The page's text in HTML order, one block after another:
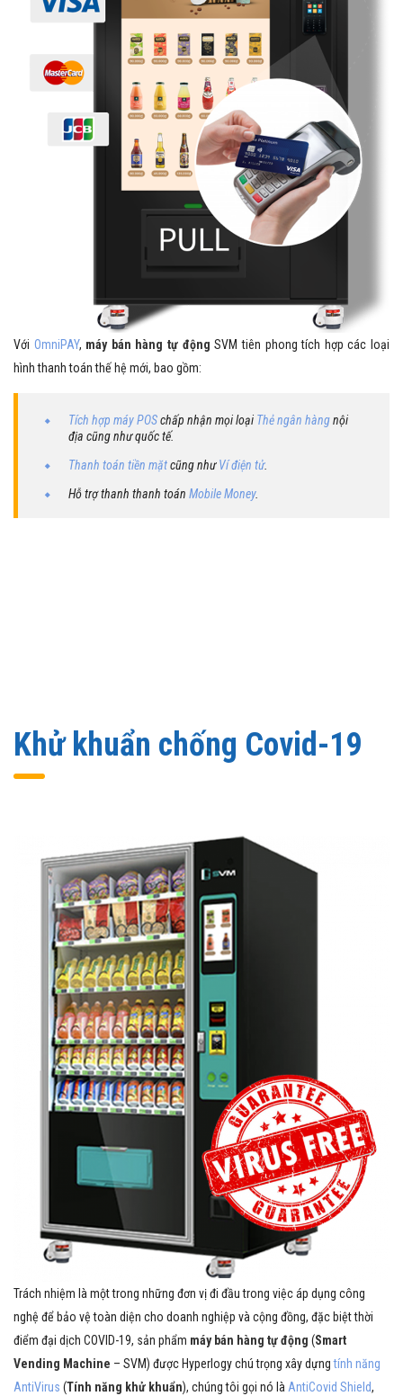
Với OmniPAY, máy bán hàng tự động SVM tiên phong tích hợp các loại
hình thanh toán thế hệ mới, bao gồm:
Tích hợp máy POSchấp nhận mọi loại Thẻ ngân hàngnội
địa cũng như quốc tế.
Thanh toán tiền mặtcũng nhưVí điện tử.
Hỗ trợ thanh thanh toán Mobile Money.
Khử khuẩn chống Covid-19
Trách nhiệm là một trong những đơn vị đi đầu trong việc áp dụng công
nghệ để bảo vệ toàn diện cho doanh nghiệp và cộng đồng, đặc biệt thời
điểm đại dịch COVID-19, sản phẩm máy bán hàng tự động (Smart
Vending Machine – SVM) được Hyperlogy chú trọng xây dựngtính năng
AntiVirus (Tính năng khử khuẩn), chúng tôi gọi nó làAntiCovid Shield,